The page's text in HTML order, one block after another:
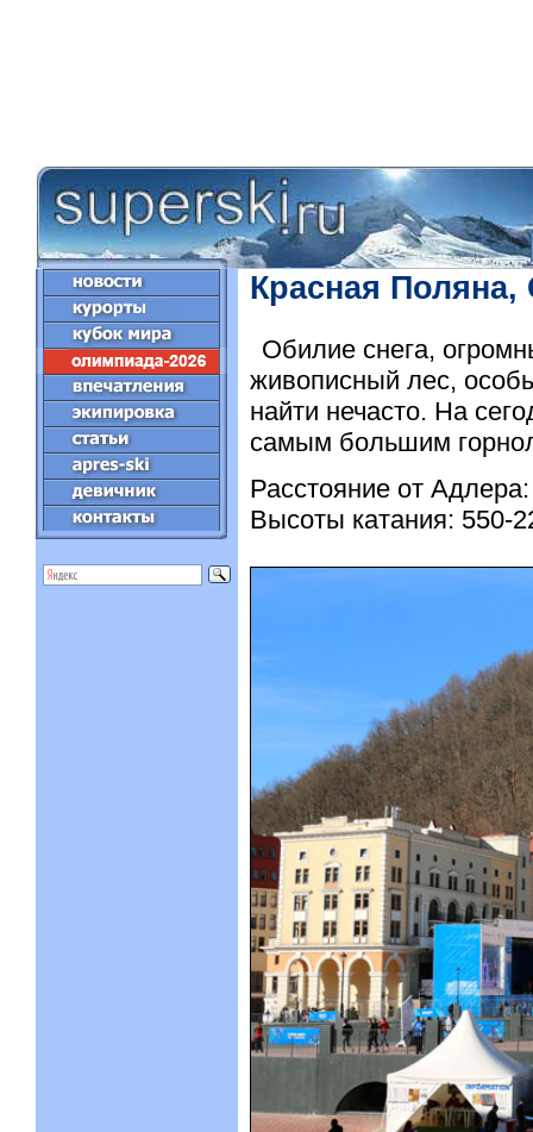
Красная Поляна,
Обилие снега,
живописный лес,
найти нечасто. На
самым большим
Расстояние от
Высоты катания: 550-